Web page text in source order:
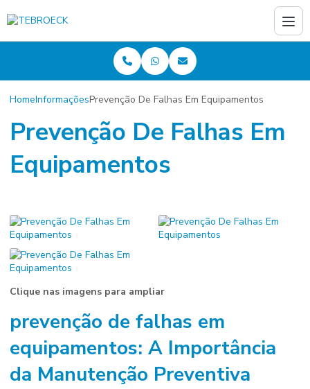
HomeInformaçõesPrevenção De Falhas Em Equipamentos
Prevenção De Falhas Em
Equipamentos
Clique nas imagens para ampliar
prevenção de falhas em
equipamentos: A Importância
da Manutenção Preventiva